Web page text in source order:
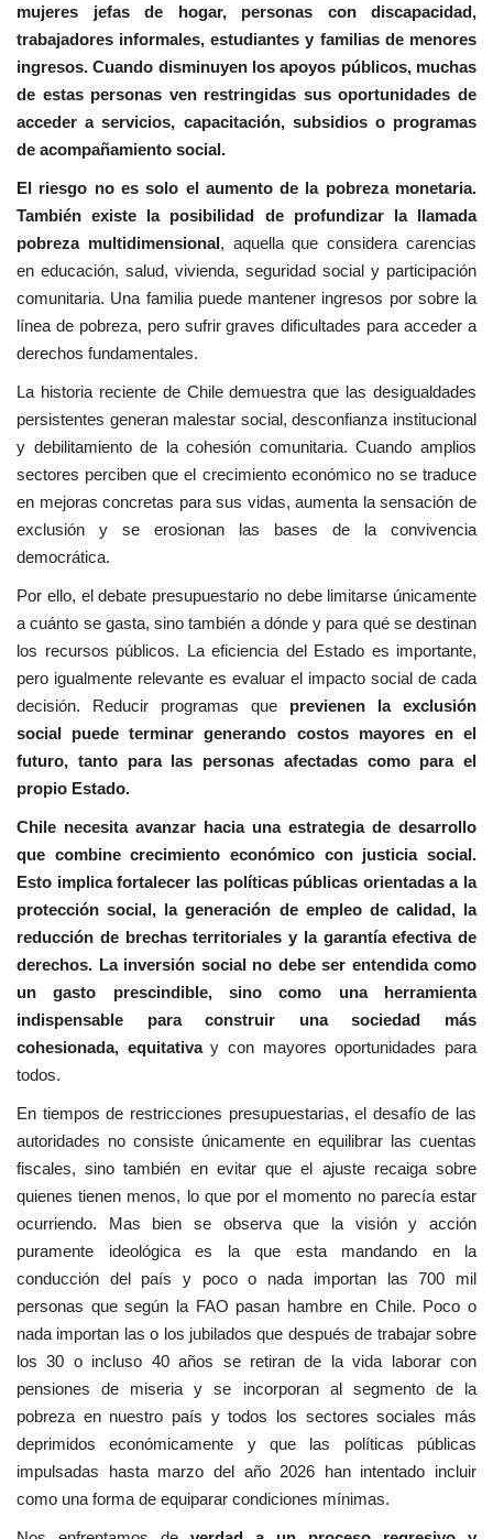
mujeres jefas de hogar, personas con discapacidad,
trabajadores informales, estudiantes y familias de menores
ingresos. Cuando disminuyen los apoyos públicos, muchas
de estas personas ven restringidas sus oportunidades de
acceder a servicios, capacitación, subsidios o programas
de acompañamiento social.
El riesgo no es solo el aumento de la pobreza monetaria.
También existe la posibilidad de profundizar la llamada
pobreza multidimensional, aquella que considera carencias
en educación, salud, vivienda, seguridad social y participación
comunitaria. Una familia puede mantener ingresos por sobre la
línea de pobreza, pero sufrir graves dificultades para acceder a
derechos fundamentales.
La historia reciente de Chile demuestra que las desigualdades
persistentes generan malestar social, desconfianza institucional
y debilitamiento de la cohesión comunitaria. Cuando amplios
sectores perciben que el crecimiento económico no se traduce
en mejoras concretas para sus vidas, aumenta la sensación de
exclusión y se erosionan las bases de la convivencia
democrática.
Por ello, el debate presupuestario no debe limitarse únicamente
a cuánto se gasta, sino también a dónde y para qué se destinan
los recursos públicos. La eficiencia del Estado es importante,
pero igualmente relevante es evaluar el impacto social de cada
decisión. Reducir programas que previenen la exclusión
social puede terminar generando costos mayores en el
futuro, tanto para las personas afectadas como para el
propio Estado.
Chile necesita avanzar hacia una estrategia de desarrollo
que combine crecimiento económico con justicia social.
Esto implica fortalecer las políticas públicas orientadas a la
protección social, la generación de empleo de calidad, la
reducción de brechas territoriales y la garantía efectiva de
derechos. La inversión social no debe ser entendida como
un gasto prescindible, sino como una herramienta
indispensable para construir una sociedad más
cohesionada, equitativay con mayores oportunidades para
todos.
En tiempos de restricciones presupuestarias, el desafío de las
autoridades no consiste únicamente en equilibrar las cuentas
fiscales, sino también en evitar que el ajuste recaiga sobre
quienes tienen menos, lo que por el momento no parecía estar
ocurriendo. Mas bien se observa que la visión y acción
puramente ideológica es la que esta mandando en la
conducción del país y poco o nada importan las 700 mil
personas que según la FAO pasan hambre en Chile. Poco o
nada importan las o los jubilados que después de trabajar sobre
los 30 o incluso 40 años se retiran de la vida laborar con
pensiones de miseria y se incorporan al segmento de la
pobreza en nuestro país y todos los sectores sociales más
deprimidos económicamente y que las políticas públicas
impulsadas hasta marzo del año 2026 han intentado incluir
como una forma de equiparar condiciones mínimas.